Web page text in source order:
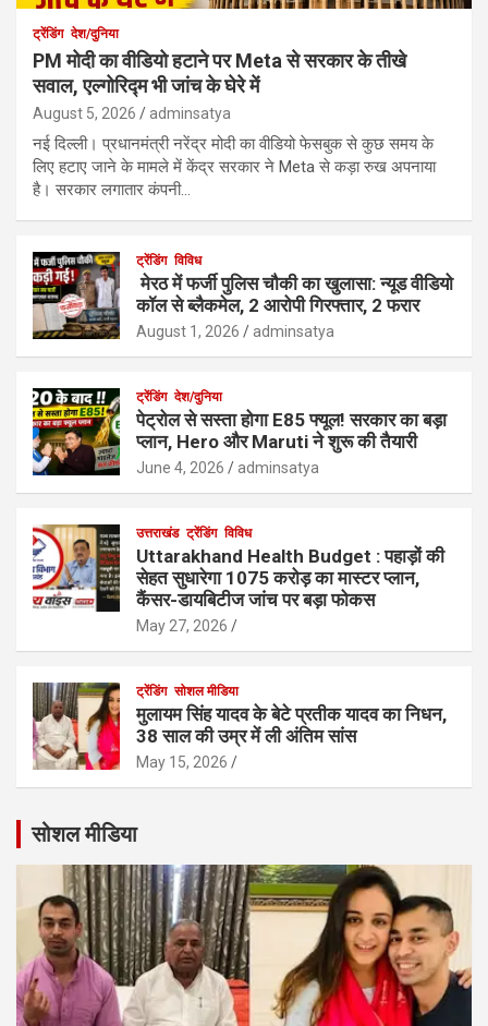
ट्रेंडिंग देश/दुनिया
PM मोदी का वीडियो हटाने पर Meta से सरकार के तीखे
सवाल, एल्गोरिद्म भी जांच के घेरे में
August 5, 2026 adminsatya
नई दिल्ली। प्रधानमंत्री नरेंद्र मोदी का वीडियो फेसबुक से कुछ समय के
लिए हटाए जाने के मामले में केंद्र सरकार ने Meta से कड़ा रुख अपनाया
है। सरकार लगातार कंपनी…
ट्रेंडिंग विविध
मेरठ में फर्जी पुलिस चौकी का खुलासा: न्यूड वीडियो
कॉल से ब्लैकमेल, 2 आरोपी गिरफ्तार, 2 फरार
August 1, 2026 adminsatya
ट्रेंडिंग देश/दुनिया
पेट्रोल से सस्ता होगा E85 फ्यूल! सरकार का बड़ा
प्लान, Hero और Maruti ने शुरू की तैयारी
June 4, 2026 adminsatya
उत्तराखंड ट्रेंडिंग विविध
Uttarakhand Health Budget : पहाड़ों की
सेहत सुधारेगा 1075 करोड़ का मास्टर प्लान,
कैंसर-डायबिटीज जांच पर बड़ा फोकस
May 27, 2026
ट्रेंडिंग सोशल मीडिया
मुलायम सिंह यादव के बेटे प्रतीक यादव का निधन,
38 साल की उम्र में ली अंतिम सांस
May 15, 2026
सोशल मीडिया